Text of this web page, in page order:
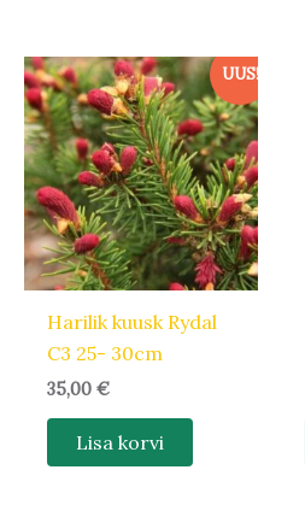
UUS!
Harilik kuusk Rydal
C3 25- 30cm
35,00€
Lisa korvi